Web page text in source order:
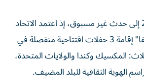
وتحولت نسخة 2026 إلى حدث غير مسبوق، إذ اعتمد الاتحاد
الدولي لكرة القدم "فيفا" إقامة 3 حفلات افتتاحية منفصلة في
المكسيك وكندا والولايات المتحدة،
الهوية الثقافية للبلد المضيف.